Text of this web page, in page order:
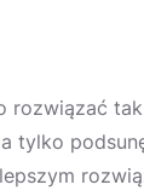
rozwiązać
tylko